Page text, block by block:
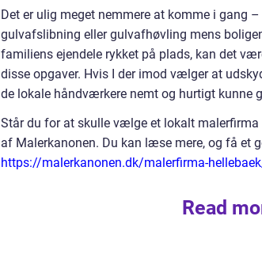
Det er ulig meget nemmere at komme i gang
gulvafslibning eller gulvafhøvling mens
familiens ejendele rykket på plads, kan det
disse opgaver. Hvis I der imod vælger at
de lokale håndværkere nemt og hurtigt kunne
Står du for at skulle vælge et lokalt
af Malerkanonen. Du kan læse mere, og få et
https://malerkanonen.dk/malerfirma-
Read